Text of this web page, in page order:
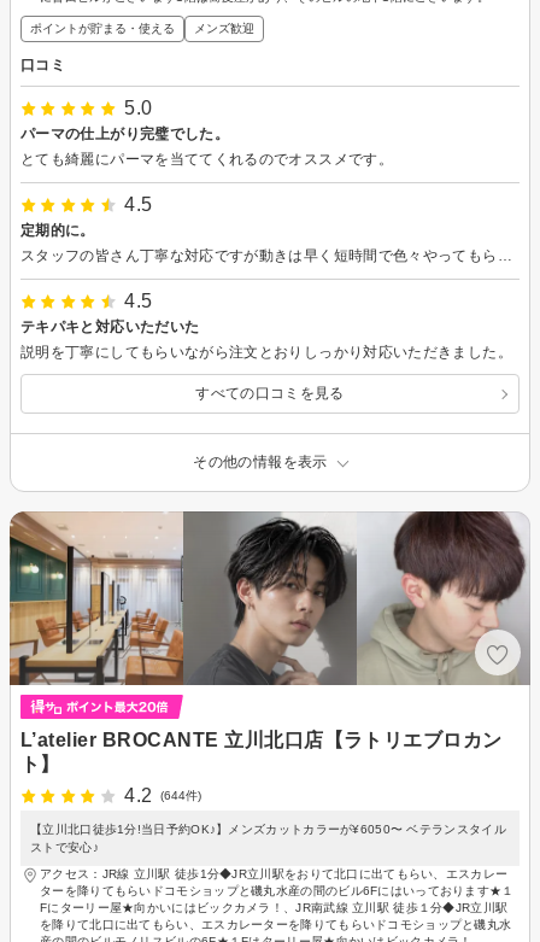
ポイントが貯まる・使える メンズ歓迎
口コミ
5.0
パーマの仕上がり完璧でした。
とても綺麗にパーマを当ててくれるのでオススメです。
4.5
定期的に。
スタッフの皆さん丁寧な対応ですが動きは早く短時間で色々やってもらえるのでありがたいです！
4.5
テキパキと対応いただいた
説明を丁寧にしてもらいながら注文とおりしっかり対応いただきました。
すべての口コミを見る
その他の情報を表示
L’atelier BROCANTE 立川北口店【ラトリエブロカン
ト】
4.2
(644件)
【立川北口徒歩1分!当日予約OK♪】メンズカットカラーが¥6050〜 ベテランスタイル
ストで安心♪
アクセス：JR線 立川駅 徒歩1分◆JR立川駅をおりて北口に出てもらい、エスカレー
ターを降りてもらいドコモショップと磯丸水産の間のビル6Fにはいっております★１
Fにターリー屋★向かいにはビックカメラ！、JR南武線 立川駅 徒歩１分◆JR立川駅
を降りて北口に出てもらい、エスカレーターを降りてもらいドコモショップと磯丸水